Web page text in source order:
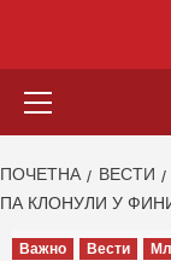
ПОЧЕТНА ВЕСТИ
ПА КЛОНУЛИ У
Важно Вести